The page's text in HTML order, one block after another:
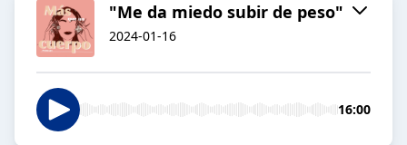
"Me da miedo subir de peso"
2024-01-16
16:00